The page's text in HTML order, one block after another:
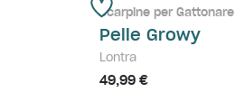
Scarpine per Gattonare
Pelle Growy
Lontra
49,99 €